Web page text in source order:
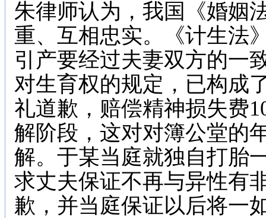
朱律师认为，我国《婚姻
重、互相忠实。《计生法
引产要经过夫妻双方的一
对生育权的规定，已构成
礼道歉，赔偿精神损失
解阶段，这对对簿公堂的
解。于某当庭就独自打胎
求丈夫保证不再与异性有
歉，并当庭保证以后将一